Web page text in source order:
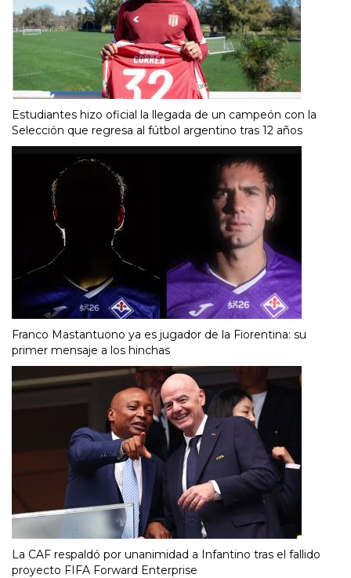
Estudiantes hizo oficial la llegada de un campeón con la
Selección que regresa al fútbol argentino tras 12 años
Franco Mastantuono ya es jugador de la Fiorentina: su
primer mensaje a los hinchas
La CAF respaldó por unanimidad a Infantino tras el fallido
proyecto FIFA Forward Enterprise